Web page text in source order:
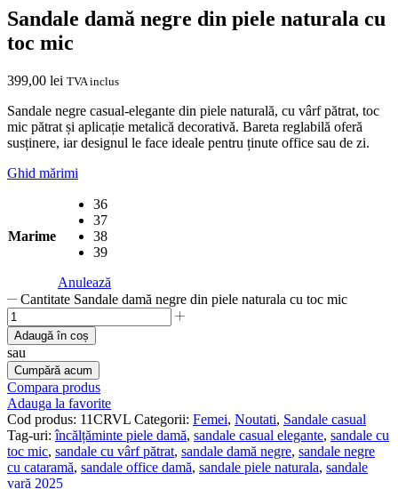
Sandale damă negre din piele naturala cu
toc mic
399,00 lei TVA inclus
Sandale negre casual-elegante din piele naturală, cu vârf pătrat, toc
mic pătrat și aplicație metalică decorativă. Bareta reglabilă oferă
susținere, iar designul le face ideale pentru ținute office sau de zi.
Ghid mărimi
Marime
36
37
38
39
Anulează
Cantitate Sandale damă negre din piele naturala cu toc mic
Adaugă în coș
sau
Cumpără acum
Compara produs
Adauga la favorite
Cod produs: 11CRVL Categorii: Femei, Noutati, Sandale casual
Tag-uri: încălțăminte piele damă, sandale casual elegante, sandale cu
toc mic, sandale cu vârf pătrat, sandale damă negre, sandale negre
cu cataramă, sandale office damă, sandale piele naturala, sandale
vară 2025